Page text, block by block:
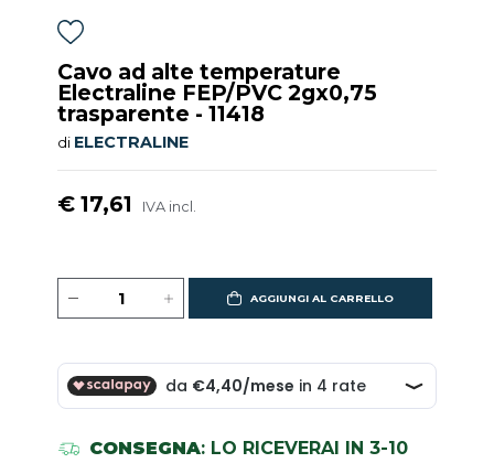
Cavo ad alte temperature
Electraline FEP/PVC 2gx0,75
trasparente - 11418
di ELECTRALINE
€ 17,61 IVA incl.
AGGIUNGI AL CARRELLO
CONSEGNA: LO RICEVERAI IN 3-10